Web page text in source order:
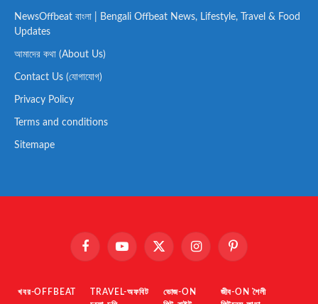
NewsOffbeat বাংলা | Bengali Offbeat News, Lifestyle, Travel & Food
Updates
আমাদের কথা (About Us)
Contact Us (যোগাযোগ)
Privacy Policy
Terms and conditions
Sitemape
FacebookYouTube X
InstagramPinterest
খবর-OFFBEAT
TRAVEL-অফবিট
ভোজ-ON
জীব-ON শৈলী